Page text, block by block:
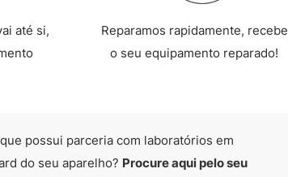
até si,
Reparamos rapidamente, recebe
o seu equipamento reparado!
possui parceria com laboratórios em
do seu aparelho? Procure aqui pelo seu